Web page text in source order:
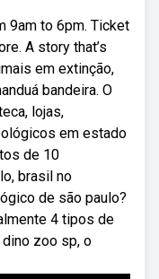
9am to 6pm. Ticket
A story that’s
em extinção,
bandeira. O
lojas,
em estado
de 10
brasil no
de são paulo?
4 tipos de
zoo sp, o